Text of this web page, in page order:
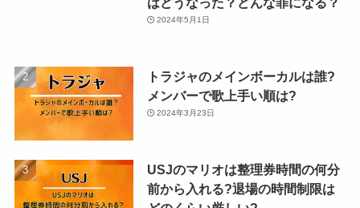
2024年5月1日
トラジャのメインボーカルは誰?
メンバーで歌上手い順は?
2024年3月23日
USJのマリオは整理券時間の何分
前から入れる?退場の時間制限は